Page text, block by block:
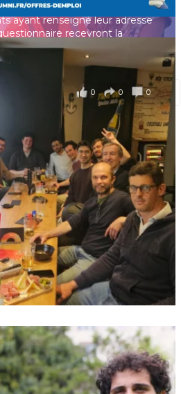
Suivre sur Instagram
ayant renseigné leur adresse
recevront la
...Voir plus
0 0 0
de moi
oublié ?
Mot de passe